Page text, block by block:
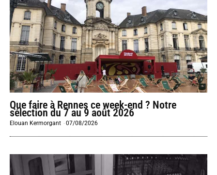
Que faire à Rennes ce week-end ? Notre
sélection du 7 au 9 août 2026
Elouan Kermorgant -07/08/2026